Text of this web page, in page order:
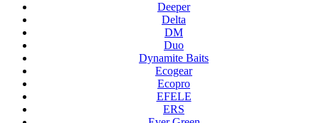
Deeper
Delta
DM
Duo
Dynamite Baits
Ecogear
Ecopro
EFELE
ERS